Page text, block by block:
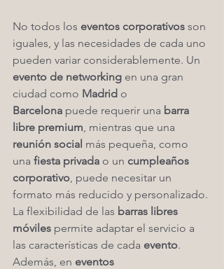
No todos los eventos corporativos son
iguales, y las necesidades de cada uno
pueden variar considerablemente. Un
evento de networking en una gran
ciudad como Madrid o
Barcelona puede requerir una barra
libre premium, mientras que una
reunión social más pequeña, como
una fiesta privada o un cumpleaños
corporativo, puede necesitar un
formato más reducido y personalizado.
La flexibilidad de las barras libres
móviles permite adaptar el servicio a
las características de cada evento.
Además, en eventos